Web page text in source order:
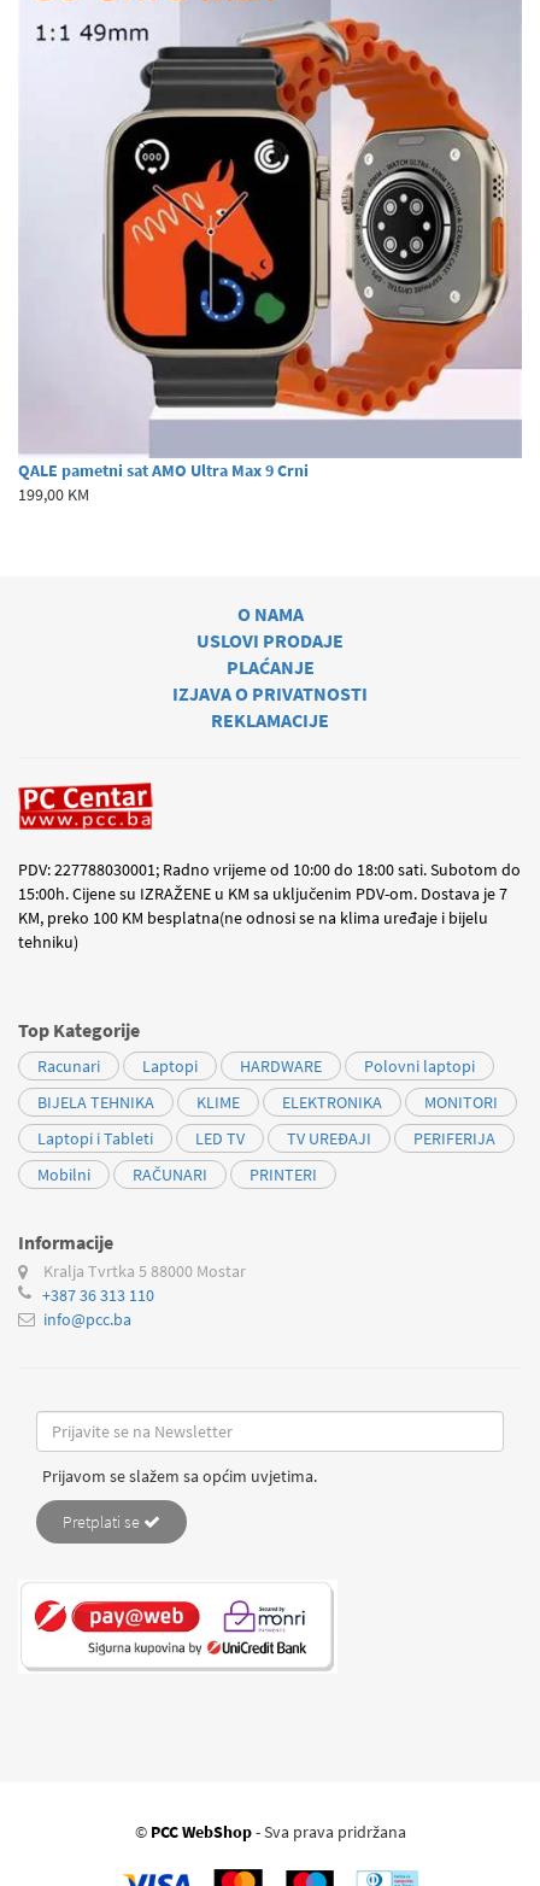
QALE pametni sat AMO Ultra Max 9 Crni
199,00 KM
O NAMA
USLOVI PRODAJE
PLAĆANJE
IZJAVA O PRIVATNOSTI
REKLAMACIJE
PDV: 227788030001; Radno vrijeme od 10:00 do 18:00 sati. Subotom do
15:00h. Cijene su IZRAŽENE u KM sa uključenim PDV-om. Dostava je 7
KM, preko 100 KM besplatna(ne odnosi se na klima uređaje i bijelu
tehniku)
Top Kategorije
Racunari Laptopi HARDWARE
Polovni laptopi
BIJELA TEHNIKA
KLIME ELEKTRONIKA
MONITORI
Laptopi i Tableti
LED TV TV UREĐAJI
PERIFERIJA
Mobilni
RAČUNARI PRINTERI
Informacije
Kralja Tvrtka 5 88000 Mostar
+387 36 313 110
info@pcc.ba
Prijavom se slažem sa općim uvjetima.
Pretplati se
© PCC WebShop- Sva prava pridržana